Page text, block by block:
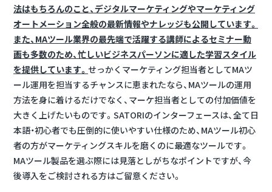
法はもちろんのこと、デジタルマーケティングやマーケティング
オートメーション全般の最新情報やナレッジも公開しています。
また、MAツール業界の最先端で活躍する講師によるセミナー動
画も多数のため、忙しいビジネスパーソンに適した学習スタイル
を提供しています。 せっかくマーケティング担当者としてMAツ
ール運用を担当するチャンスに恵まれたなら、MAツールの運用
方法を身に着けるだけでなく、マーケ担当者としての付加価値を
大きく上げたいものです。SATORIのインターフェースは、全て日
本語・初心者でも圧倒的に使いやすい仕様のため、MAツール初心
者の方がマーケティングスキルを磨くのに最適なツールです。
MAツール製品を選ぶ際には見落としがちなポイントですが、今
後導入をご検討される方はご留意ください。